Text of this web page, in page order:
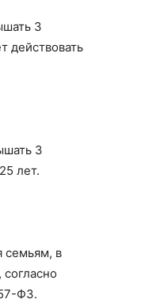
3
действовать
3
лет.
семьям, в
ФЗ.